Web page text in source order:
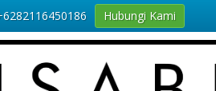
Hubungi Kami